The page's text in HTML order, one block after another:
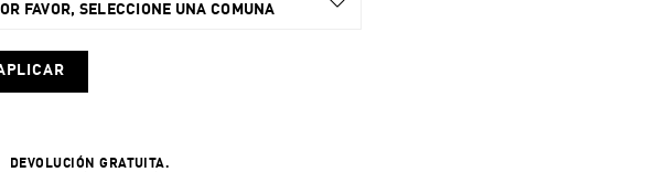
FAVOR, SELECCIONE UNA COMUNA
DEVOLUCIÓN GRATUITA.